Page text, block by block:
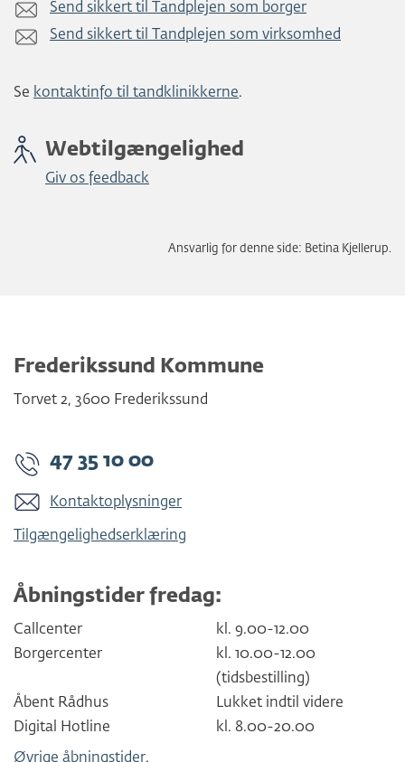
Send sikkert til Tandplejen som borger
Send sikkert til Tandplejen som virksomhed
Se kontaktinfo til tandklinikkerne.
Webtilgængelighed
Giv os feedback
Ansvarlig for denne side: Betina Kjellerup.
Frederikssund Kommune
Torvet 2, 3600 Frederikssund
47 35 10 00
Kontaktoplysninger
Tilgængelighedserklæring
Åbningstider fredag:
Callcenter
kl. 9.00-12.00
Borgercenter
kl. 10.00-12.00
(tidsbestilling)
Åbent Rådhus
Lukket indtil videre
Digital Hotline
kl. 8.00-20.00
Øvrige åbningstider.